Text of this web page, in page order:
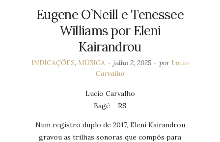
Eugene O’Neill e Tenessee
Williams por Eleni
Kairandrou
INDICAÇÕES,MÚSICA julho 2, 2025 porLucio
Carvalho
Lucio Carvalho
Bagé – RS
Num registro duplo de 2017, Eleni Kairandrou
gravou as trilhas sonoras que compôs para